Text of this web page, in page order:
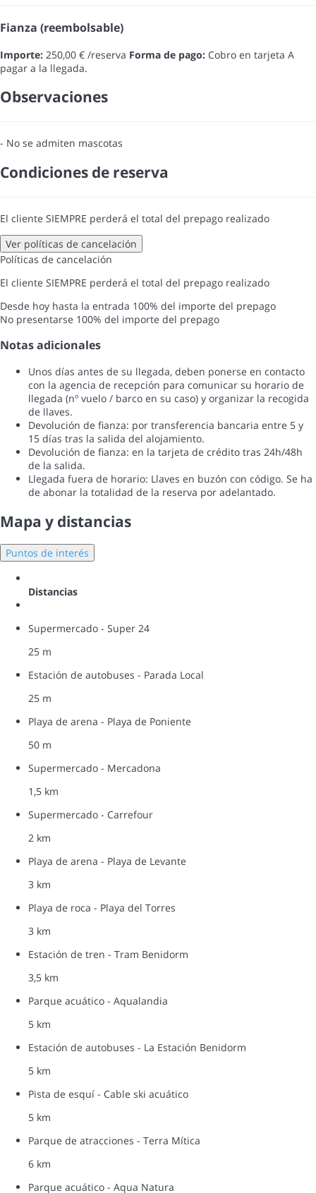
Fianza (reembolsable)
Importe: 250,00 € /reserva Forma de pago: Cobro en tarjeta A
pagar a la llegada.
Observaciones
- No se admiten mascotas
Condiciones de reserva
El cliente SIEMPRE perderá el total del prepago realizado
Ver políticas de cancelación
Políticas de cancelación
El cliente SIEMPRE perderá el total del prepago realizado
Desde hoy hasta la entrada 100% del importe del prepago
No presentarse 100% del importe del prepago
Notas adicionales
Unos días antes de su llegada, deben ponerse en contacto
con la agencia de recepción para comunicar su horario de
llegada (nº vuelo / barco en su caso) y organizar la recogida
de llaves.
Devolución de fianza: por transferencia bancaria entre 5 y
15 días tras la salida del alojamiento.
Devolución de fianza: en la tarjeta de crédito tras 24h/48h
de la salida.
Llegada fuera de horario: Llaves en buzón con código. Se ha
de abonar la totalidad de la reserva por adelantado.
Mapa y distancias
Puntos de interés
Distancias
Supermercado - Super 24
25 m
Estación de autobuses - Parada Local
25 m
Playa de arena - Playa de Poniente
50 m
Supermercado - Mercadona
1,5 km
Supermercado - Carrefour
2 km
Playa de arena - Playa de Levante
3 km
Playa de roca - Playa del Torres
3 km
Estación de tren - Tram Benidorm
3,5 km
Parque acuático - Aqualandia
5 km
Estación de autobuses - La Estación Benidorm
5 km
Pista de esquí - Cable ski acuático
5 km
Parque de atracciones - Terra Mítica
6 km
Parque acuático - Aqua Natura